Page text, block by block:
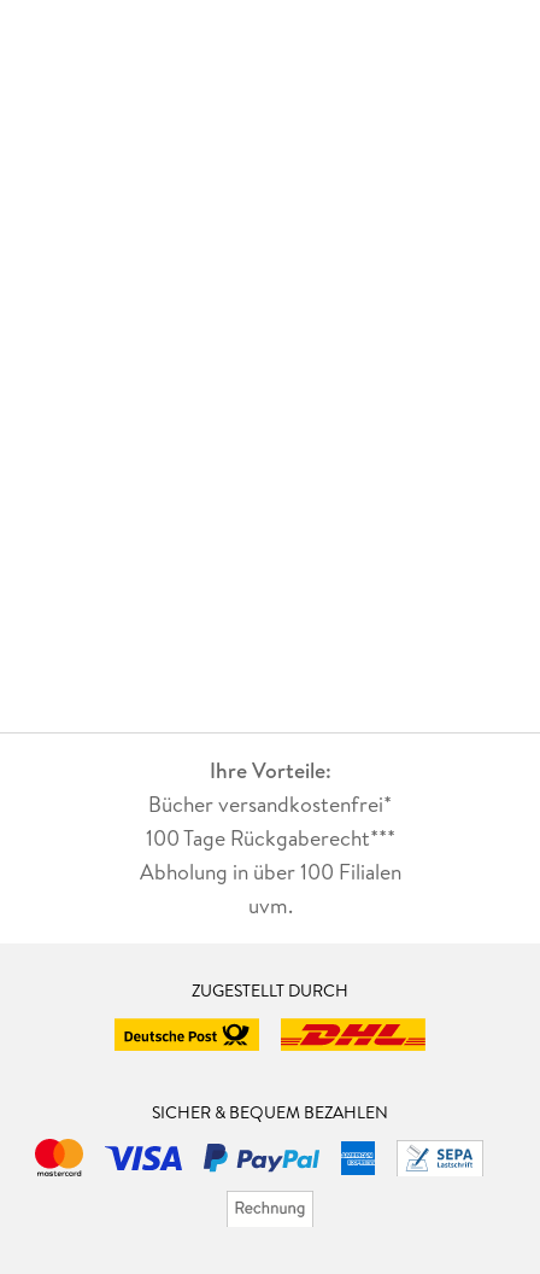
Ihre Vorteile:
Bücher versandkostenfrei*
100 Tage Rückgaberecht***
Abholung in über 100 Filialen
uvm.
ZUGESTELLT DURCH
SICHER & BEQUEM BEZAHLEN